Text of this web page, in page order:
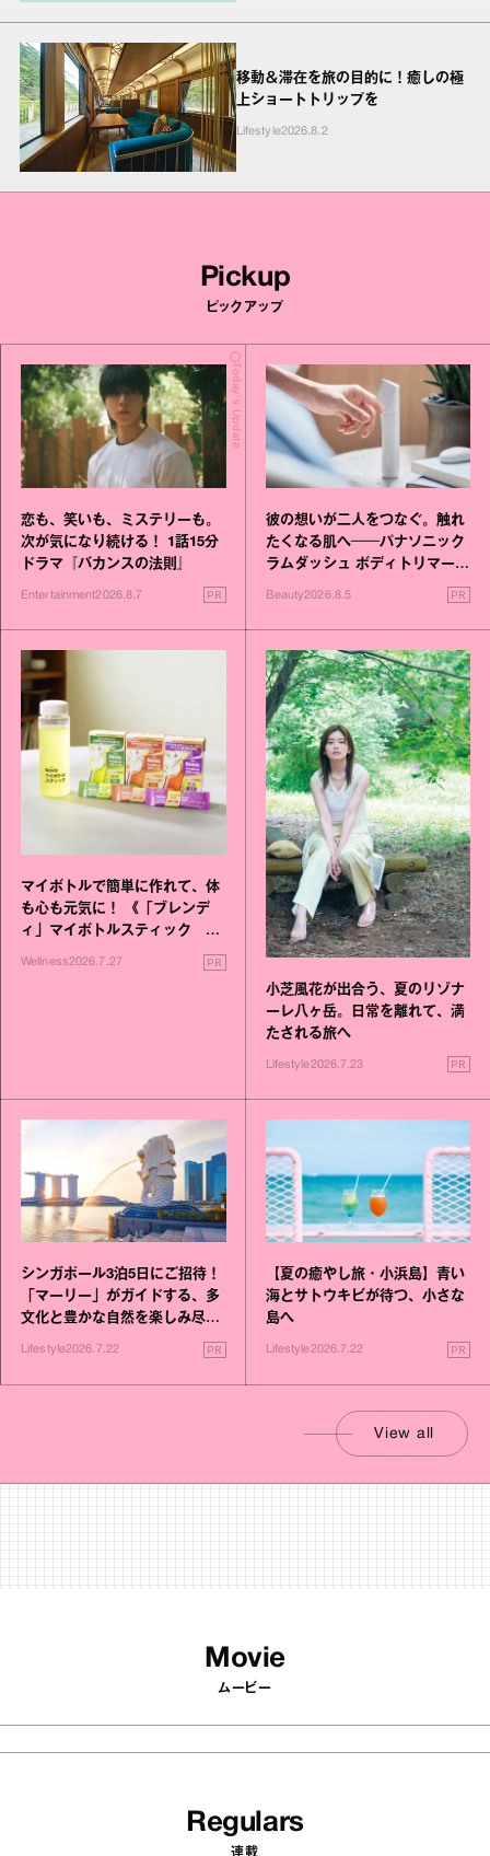
移動＆滞在を旅の目的に！癒しの極
上ショートトリップを
Lifestyle2026.8.2
Pickup
ピックアップ
Today's Update
恋も、笑いも、ミステリーも。
次が気になり続ける！ 1話15分
ドラマ『バカンスの法則』
Entertainment2026.8.7 PR
彼の想いが二人をつなぐ。触れ
たくなる肌へ──パナソニック
ラムダッシュ ボディトリマーが
Beauty2026.8.5 PR
マイボトルで簡単に作れて、体
も心も元気に！ 《「ブレンデ
ィ」マイボトルスティック い
いこと毎日》シリーズが誕生
Wellness2026.7.27 PR
小芝風花が出合う、夏のリゾナ
ーレ八ヶ岳。日常を離れて、満
たされる旅へ
Lifestyle2026.7.23 PR
シンガポール3泊5日にご招待！
「マーリー」がガイドする、多
文化と豊かな自然を楽しみ尽く
Lifestyle2026.7.22 PR
【夏の癒やし旅・小浜島】青い
海とサトウキビが待つ、小さな
島へ
Lifestyle2026.7.22 PR
View all
Movie
ムービー
Regulars
連載